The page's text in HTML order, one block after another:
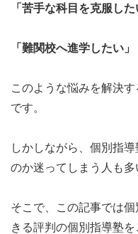
「苦手な科目を克服した
「難関校へ進学したい」
このような悩みを解決
です。
しかしながら、個別指
のか迷ってしまう人も多
そこで、この記事では
きる評判の個別指導塾を